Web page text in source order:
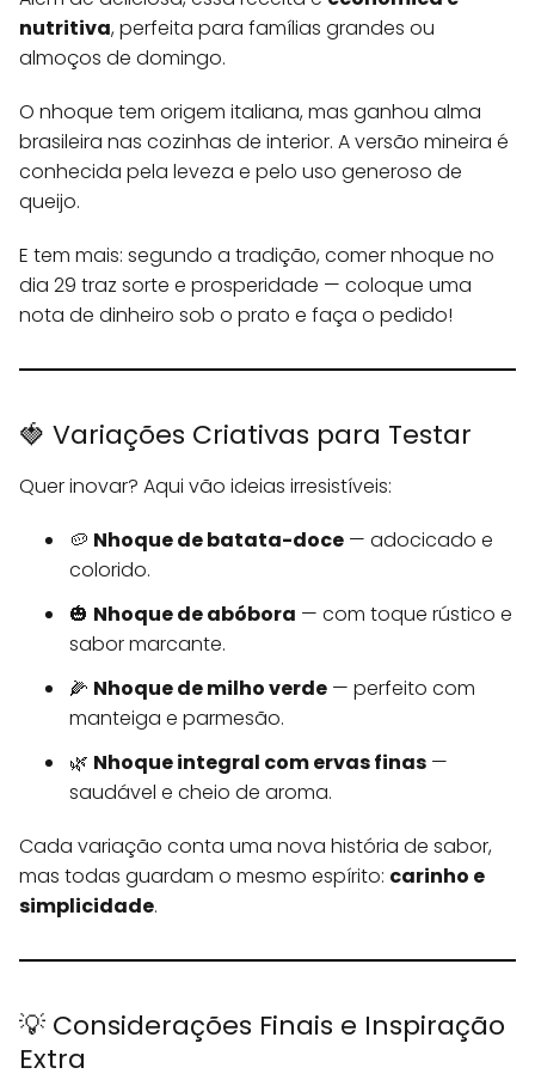
nutritiva, perfeita para famílias grandes ou
almoços de domingo.
O nhoque tem origem italiana, mas ganhou alma
brasileira nas cozinhas de interior. A versão mineira é
conhecida pela leveza e pelo uso generoso de
queijo.
E tem mais: segundo a tradição, comer nhoque no
dia 29 traz sorte e prosperidade — coloque uma
nota de dinheiro sob o prato e faça o pedido!
🍓 Variações Criativas para Testar
Quer inovar? Aqui vão ideias irresistíveis:
🥔 Nhoque de batata-doce — adocicado e
colorido.
🎃 Nhoque de abóbora — com toque rústico e
sabor marcante.
🌽 Nhoque de milho verde — perfeito com
manteiga e parmesão.
🌿 Nhoque integral com ervas finas —
saudável e cheio de aroma.
Cada variação conta uma nova história de sabor,
mas todas guardam o mesmo espírito: carinho e
simplicidade.
💡 Considerações Finais e Inspiração
Extra